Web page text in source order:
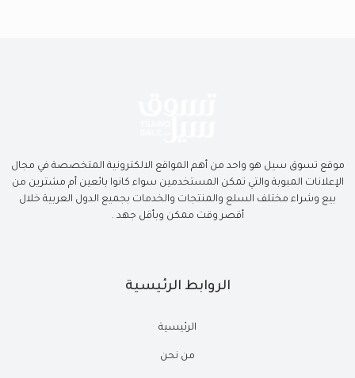
موقع تسوق سيل هو واحد من أهم المواقع الالكترونية المتخصصة في مجال
الإعلانات المبوبة والتي تمكن المستخدمين سواء كانوا بائعين أم مشترين من
بيع وشراء مختلف السلع والمنتجات والخدمات بجميع الدول العربية خلال
أقصر وقت ممكن وبأقل جهد .
الروابط الرئيسية
الرئيسية
من نحن